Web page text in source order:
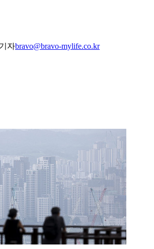
자bravo@bravo-mylife.co.kr